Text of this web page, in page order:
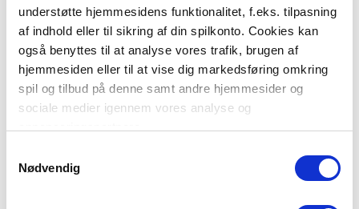
understøtte hjemmesidens funktionalitet, f.eks. tilpasning
af indhold eller til sikring af din spilkonto. Cookies kan
også benyttes til at analyse vores trafik, brugen af
hjemmesiden eller til at vise dig markedsføring omkring
spil og tilbud på denne samt andre hjemmesider og
sociale medier igennem vores analyse og
Du kan læse mere om vores brug af cookies under
"Detaljer" eller ved at klikke videre til vores Cookiepolitik,
Nødvendig